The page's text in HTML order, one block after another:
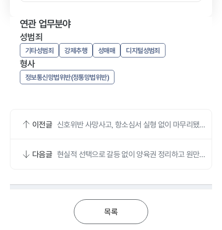
연관 업무분야
성범죄
기타성범죄 강제추행 성매매 디지털성범죄
형사
정보통신망법위반(정통망법위반)
이전글 신호위반 사망사고, 항소심서 실형 없이 마무리됐어
다음글 현실적 선택으로 갈등 없이 양육권 정리하고 원만히
목록